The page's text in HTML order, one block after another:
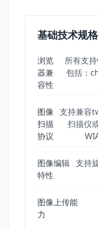
基础技术规格
浏览
器兼
容性
所有支
包括：
图像
扫描
协议
支持兼容
扫描仪
图像编辑
特性
支持
图像上传能
力